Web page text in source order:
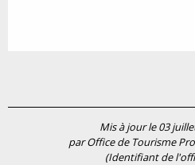
Mis à jour le 03
par Office de Tourisme
(Identifiant de